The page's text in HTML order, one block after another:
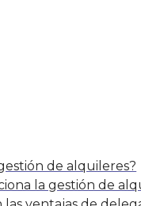
de alquileres?
la gestión de